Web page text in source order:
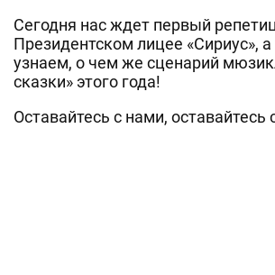
Сегодня нас ждет первый
Президентском лицее «Сириус»,
узнаем, о чем же сценарий
сказки» этого года!
Оставайтесь с нами, оставайтесь